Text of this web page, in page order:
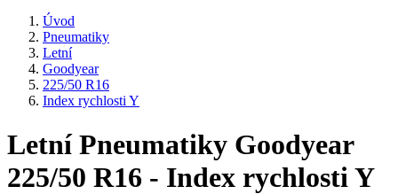
Úvod
Pneumatiky
Letní
Goodyear
225/50 R16
Index rychlosti Y
Letní Pneumatiky Goodyear
225/50 R16 - Index rychlosti Y